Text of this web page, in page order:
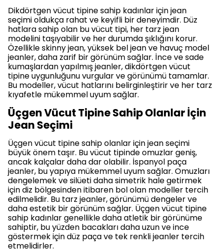
Dikdörtgen vücut tipine sahip kadınlar için jean
seçimi oldukça rahat ve keyifli bir deneyimdir. Düz
hatlara sahip olan bu vücut tipi, her tarz jean
modelini taşıyabilir ve her durumda şıklığını korur.
Özellikle skinny jean, yüksek bel jean ve havuç model
jeanler, daha zarif bir görünüm sağlar. İnce ve sade
kumaşlardan yapılmış jeanler, dikdörtgen vücut
tipine uygunluğunu vurgular ve görünümü tamamlar.
Bu modeller, vücut hatlarını belirginleştirir ve her tarz
kıyafetle mükemmel uyum sağlar.
Üçgen Vücut Tipine Sahip Olanlar İçin
Jean Seçimi
Üçgen vücut tipine sahip olanlar için jean seçimi
büyük önem taşır. Bu vücut tipinde omuzlar geniş,
ancak kalçalar daha dar olabilir. İspanyol paça
jeanler, bu yapıya mükemmel uyum sağlar. Omuzları
dengelemek ve silüeti daha simetrik hale getirmek
için diz bölgesinden itibaren bol olan modeller tercih
edilmelidir. Bu tarz jeanler, görünümü dengeler ve
daha estetik bir görünüm sağlar. Üçgen vücut tipine
sahip kadınlar genellikle daha atletik bir görünüme
sahiptir, bu yüzden bacakları daha uzun ve ince
göstermek için düz paça ve tek renkli jeanler tercih
etmelidirler.